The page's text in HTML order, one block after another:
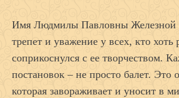
Имя Людмилы Павловны Железной
трепет и уважение у всех, кто хоть
соприкоснулся с ее творчеством.
постановок – не просто балет. Это
которая завораживает и уносит в